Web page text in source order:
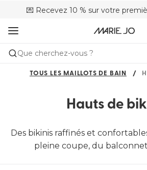
💌 Recevez 10 % sur votre
🚚 Livraison gratuite à
🌍Vendu dans 173 boutiques
Que cherchez-vous ?
TOUS LES MAILLOTS DE BAIN
Hauts de
Des bikinis raffinés et
pleine coupe, du